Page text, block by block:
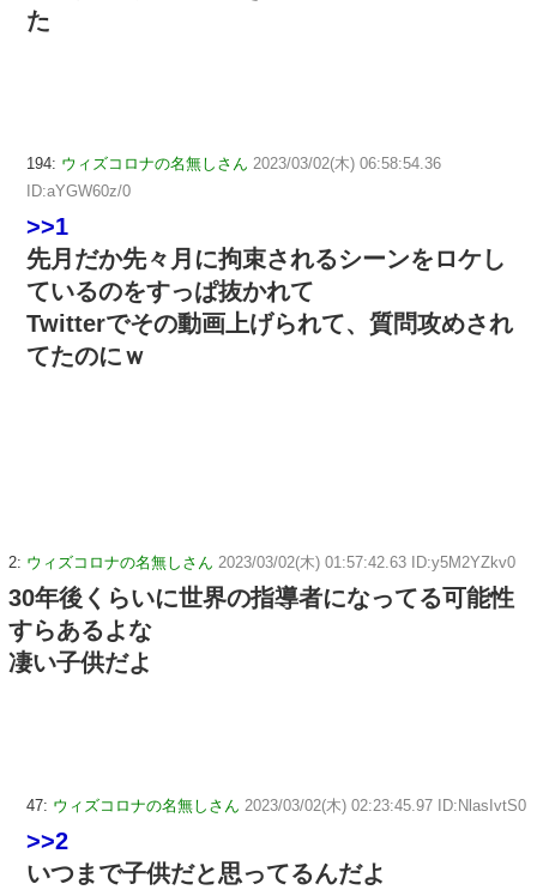
た
194: ウィズコロナの名無しさん 2023/03/02(木) 06:58:54.36
ID:aYGW60z/0
>>1
先月だか先々月に拘束されるシーンをロケし
ているのをすっぱ抜かれて
Twitterでその動画上げられて、質問攻めされ
てたのにｗ
2: ウィズコロナの名無しさん 2023/03/02(木) 01:57:42.63 ID:y5M2YZkv0
30年後くらいに世界の指導者になってる可能性
すらあるよな
凄い子供だよ
47: ウィズコロナの名無しさん 2023/03/02(木) 02:23:45.97 ID:NlasIvtS0
>>2
いつまで子供だと思ってるんだよ